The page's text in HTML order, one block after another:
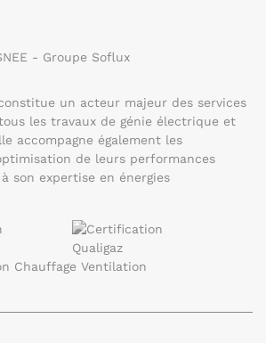
constitue un acteur majeur des services
les travaux de génie électrique et
accompagne également les
de leurs performances
son expertise en énergies